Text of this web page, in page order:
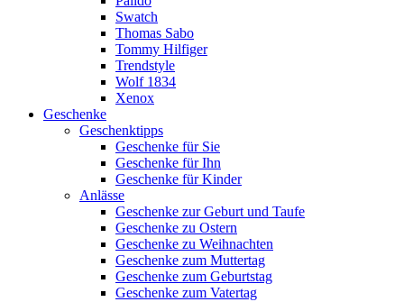
Swatch
Thomas Sabo
Tommy Hilfiger
Trendstyle
Wolf 1834
Xenox
Geschenke
Geschenktipps
Geschenke für Sie
Geschenke für Ihn
Geschenke für Kinder
Anlässe
Geschenke zur Geburt und Taufe
Geschenke zu Ostern
Geschenke zu Weihnachten
Geschenke zum Muttertag
Geschenke zum Geburtstag
Geschenke zum Vatertag